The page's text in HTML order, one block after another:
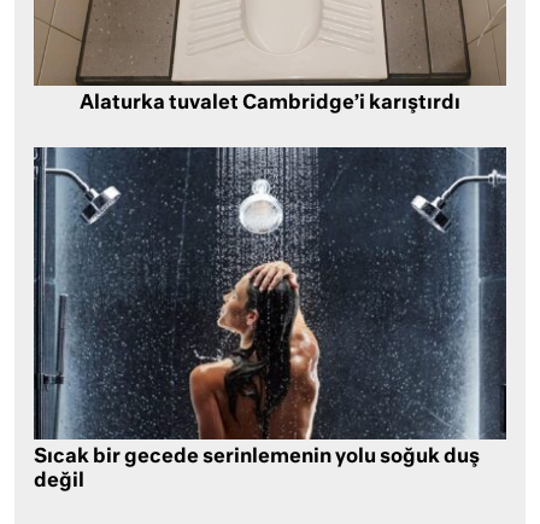
Alaturka tuvalet Cambridge’i karıştırdı
Sıcak bir gecede serinlemenin yolu soğuk duş
değil